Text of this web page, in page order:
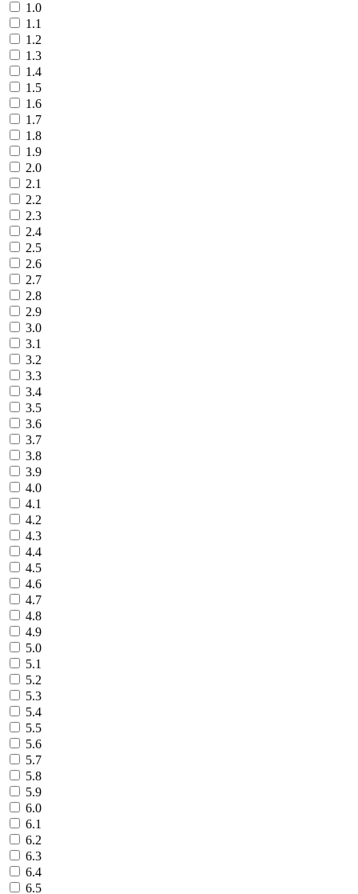
1.0
1.1
1.2
1.3
1.4
1.5
1.6
1.7
1.8
1.9
2.0
2.1
2.2
2.3
2.4
2.5
2.6
2.7
2.8
2.9
3.0
3.1
3.2
3.3
3.4
3.5
3.6
3.7
3.8
3.9
4.0
4.1
4.2
4.3
4.4
4.5
4.6
4.7
4.8
4.9
5.0
5.1
5.2
5.3
5.4
5.5
5.6
5.7
5.8
5.9
6.0
6.1
6.2
6.3
6.4
6.5